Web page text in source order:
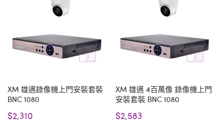
XM 雄邁錄像機上門安裝套裝
BNC 1080
$2,310
XM 雄邁 4百萬像 錄像機上門
安裝套裝 BNC 1080
$2,583